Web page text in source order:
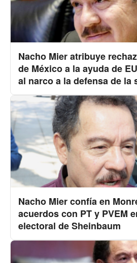
Nacho Mier atribuye
de México a la ayuda de
al narco a la defensa de la
Nacho Mier confía en
acuerdos con PT y PVEM
electoral de Sheinbaum